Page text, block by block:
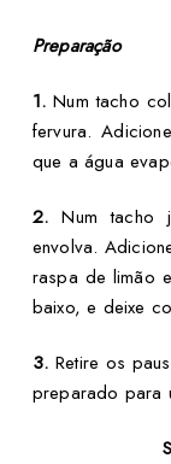
Preparação
1. Num tacho
fervura.
que a água
2. Num tacho
envolva.
raspa de limão
baixo, e deixe
3. Retire os
preparado para